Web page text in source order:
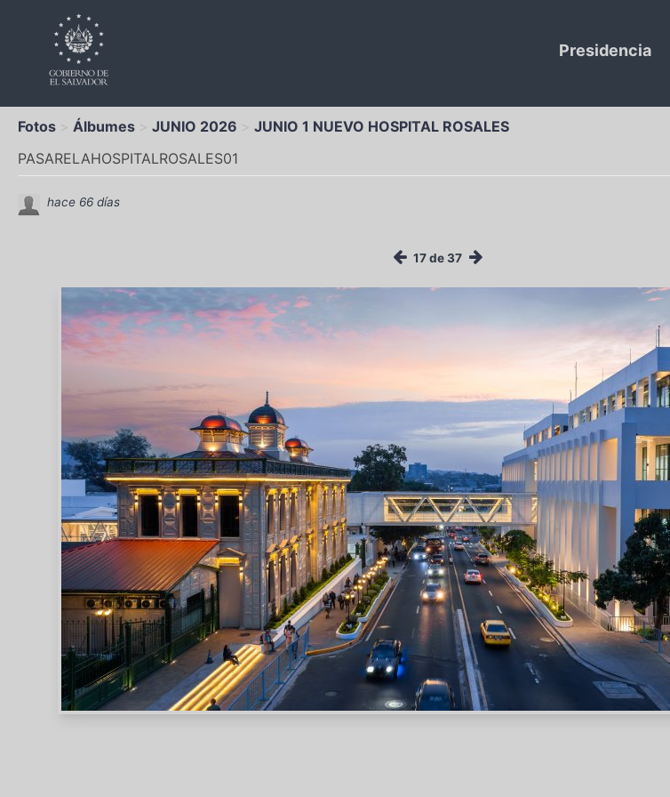
Presidencia
Fotos Álbumes JUNIO 2026 JUNIO 1 NUEVO HOSPITAL ROSALES
PASARELAHOSPITALROSALES01
hace 66 días
17 de 37